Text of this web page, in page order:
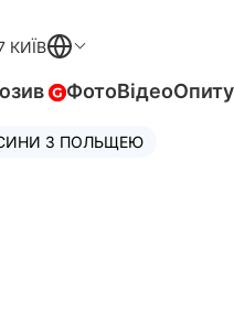
КИЇВ
ФотоВідео
З ПОЛЬЩЕЮ